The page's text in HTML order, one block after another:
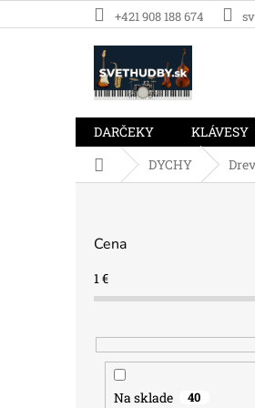
na
+421 908 188 674
DARČEKY KLÁVESY
DomovDYCHY
Cena
1€
Na sklade 40